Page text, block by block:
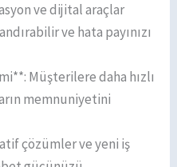
ve dijital araçlar
ve hata payınızı
Müşterilere daha hızlı
memnuniyetini
çözümler ve yeni iş